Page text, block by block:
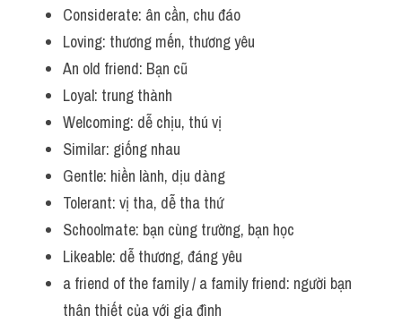
Considerate: ân cần, chu đáo
Loving: thương mến, thương yêu
An old friend: Bạn cũ
Loyal: trung thành
Welcoming: dễ chịu, thú vị
Similar: giống nhau
Gentle: hiền lành, dịu dàng
Tolerant: vị tha, dễ tha thứ
Schoolmate: bạn cùng trường, bạn học
Likeable: dễ thương, đáng yêu
a friend of the family / a family friend: người bạn
thân thiết của với gia đình